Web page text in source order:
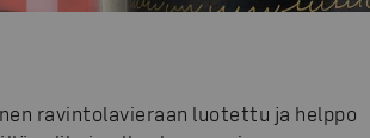
ravintolavieraan luotettu ja helppo